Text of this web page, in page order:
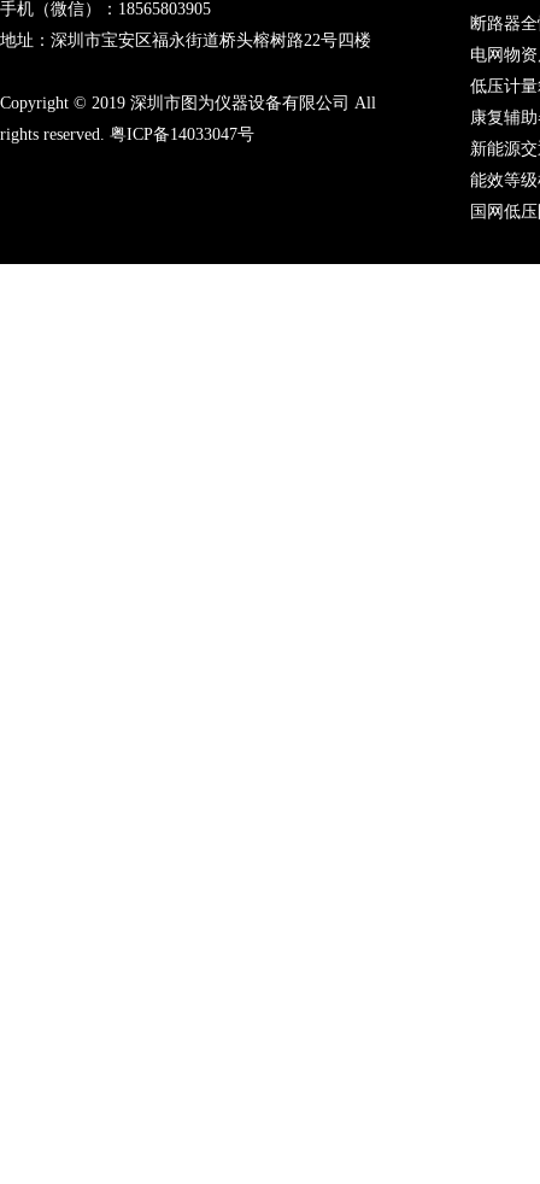
手机（微信）：18565803905
地址：深圳市宝安区福永街道桥头榕树路22号四楼
Copyright © 2019 深圳市图为仪器设备有限公司 All
rights reserved. 粤ICP备14033047号
断路器
电网物
低压计
康复辅
新能源
能效等
国网低